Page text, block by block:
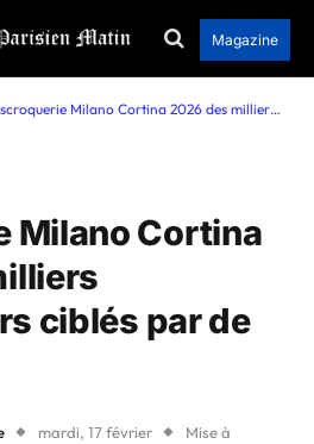
Magazine
Milano Cortina 2026 des milliers d’utilisateurs ciblés par de faux sites
Milano Cortina
ciblés par de
mardi, 17 février Mise à